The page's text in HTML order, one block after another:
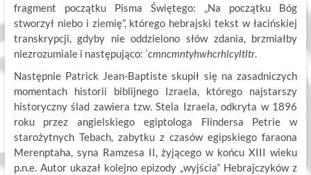
fragment początku Pisma Świętego: „Na początku Bóg
stworzył niebo i ziemię”, którego hebrajski tekst w łacińskiej
transkrypcji, gdyby nie oddzielono słów zdania, brzmiałby
niezrozumiale i następująco: `cmncmntyhwhcrhlcyltltr.
Następnie Patrick Jean-Baptiste skupił się na zasadniczych
momentach historii biblijnego Izraela, którego najstarszy
historyczny ślad zawiera tzw. Stela Izraela, odkryta w 1896
roku przez angielskiego egiptologa Flindersa Petrie w
starożytnych Tebach, zabytku z czasów egipskiego faraona
Merenptaha, syna Ramzesa II, żyjącego w końcu XIII wieku
p.n.e. Autor ukazał kolejno epizody „wyjścia” Hebrajczyków z